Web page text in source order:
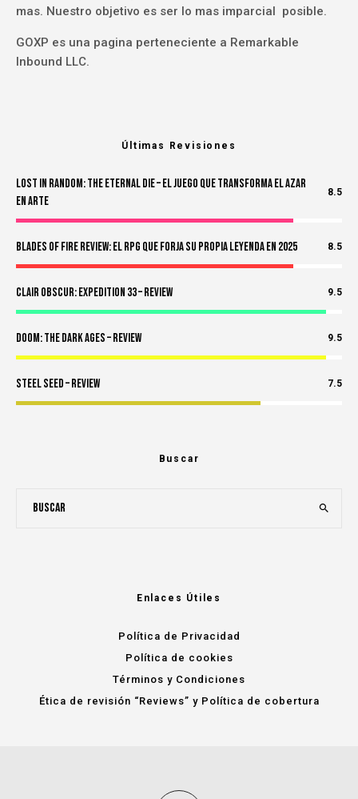
mas. Nuestro objetivo es ser lo mas imparcial posible.
GOXP es una pagina perteneciente a Remarkable
Inbound LLC.
Últimas Revisiones
Lost in Random: The Eternal Die – El Juego Que Transforma el Azar
en Arte
8.5
Blades of Fire Review: El RPG Que Forja Su Propia Leyenda en 2025 8.5
Clair Obscur: Expedition 33 – Review 9.5
Doom: The Dark Ages – Review 9.5
Steel Seed – Review 7.5
Buscar
Enlaces Útiles
Política de Privacidad
Política de cookies
Términos y Condiciones
Ética de revisión “Reviews” y Política de cobertura